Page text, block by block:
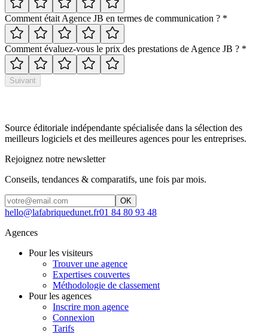
Comment était Agence JB en termes de communication ? *
Comment évaluez-vous le prix des prestations de Agence JB ? *
Suivant
Source éditoriale indépendante spécialisée dans la sélection des
meilleurs logiciels et des meilleures agences pour les entreprises.
Rejoignez notre newsletter
Conseils, tendances & comparatifs, une fois par mois.
OK
hello@lafabriquedunet.fr01 84 80 93 48
Agences
Pour les visiteurs
Trouver une agence
Expertises couvertes
Méthodologie de classement
Pour les agences
Inscrire mon agence
Connexion
Tarifs